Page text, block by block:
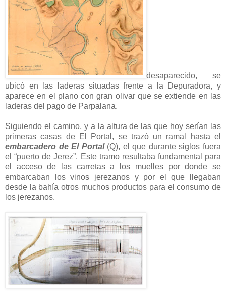
desaparecido, se
ubicó en las laderas situadas frente a la Depuradora, y
aparece en el plano con gran olivar que se extiende en las
laderas del pago de Parpalana.
Siguiendo el camino, y a la altura de las que hoy serían las
primeras casas de El Portal, se trazó un ramal hasta el
embarcadero de El Portal(Q), el que durante siglos fuera
el “puerto de Jerez”. Este tramo resultaba fundamental para
el acceso de las carretas a los muelles por donde se
embarcaban los vinos jerezanos y por el que llegaban
desde la bahía otros muchos productos para el consumo de
los jerezanos.